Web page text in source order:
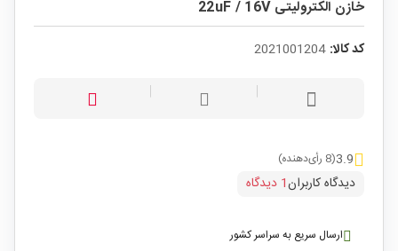
خازن الکترولیتی 22uF / 16V
کد کالا: 2021001204
3.9(8 رأی‌دهنده)
دیدگاه کاربران1 دیدگاه
ارسال سریع به سراسر کشور